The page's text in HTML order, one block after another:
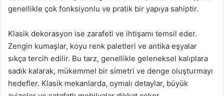
genellikle çok fonksiyonlu ve pratik bir yapıya sahiptir.
Klasik dekorasyon ise zarafeti ve ihtişamı temsil eder.
Zengin kumaşlar, koyu renk paletleri ve antika eşyalar
sıkça tercih edilir. Bu tarz, genellikle geleneksel kalıplara
sadık kalarak, mükemmel bir simetri ve denge oluşturmayı
hedefler. Klasik mekanlarda, oymalı detaylar, büyük